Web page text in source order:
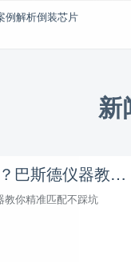
例解析倒装芯片
新
三丰粗糙度仪如何选型？巴斯德仪器教你精准匹配不踩坑
教你精准匹配不踩坑